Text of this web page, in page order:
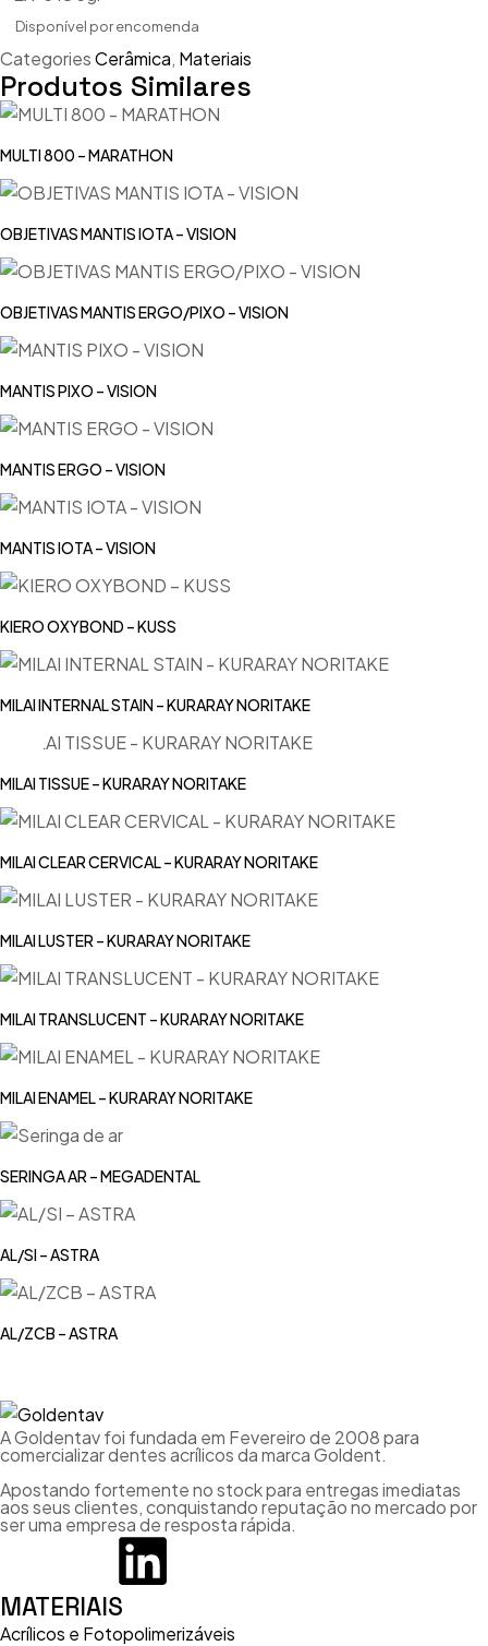
Disponível por encomenda
CategoriesCerâmica, Materiais
Produtos Similares
MULTI 800 – MARATHON
OBJETIVAS MANTIS IOTA – VISION
OBJETIVAS MANTIS ERGO/PIXO – VISION
MANTIS PIXO – VISION
MANTIS ERGO – VISION
MANTIS IOTA – VISION
KIERO OXYBOND – KUSS
MILAI INTERNAL STAIN – KURARAY NORITAKE
MILAI TISSUE – KURARAY NORITAKE
MILAI CLEAR CERVICAL – KURARAY NORITAKE
MILAI LUSTER – KURARAY NORITAKE
MILAI TRANSLUCENT – KURARAY NORITAKE
MILAI ENAMEL – KURARAY NORITAKE
SERINGA AR – MEGADENTAL
AL/SI – ASTRA
AL/ZCB – ASTRA
A Goldentav foi fundada em Fevereiro de 2008 para
comercializar dentes acrílicos da marca Goldent.
Apostando fortemente no stock para entregas imediatas
aos seus clientes, conquistando reputação no mercado por
ser uma empresa de resposta rápida.
MATERIAIS
Acrílicos e Fotopolimerizáveis